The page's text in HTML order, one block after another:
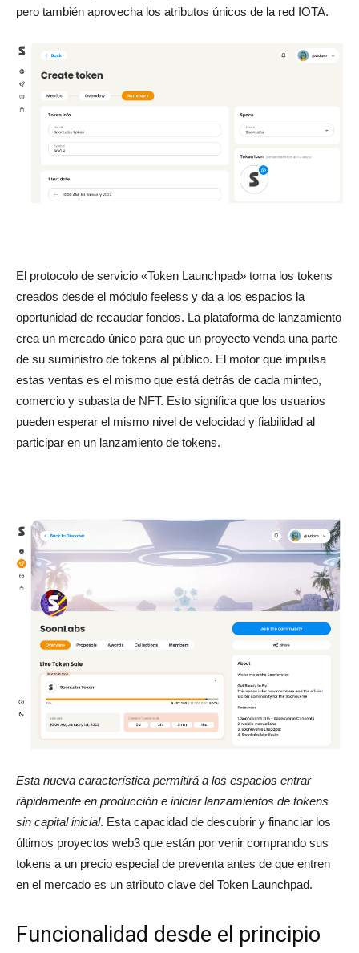
pero también aprovecha los atributos únicos de la red IOTA.
El protocolo de servicio «Token Launchpad» toma los tokens
creados desde el módulo feeless y da a los espacios la
oportunidad de recaudar fondos. La plataforma de lanzamiento
crea un mercado único para que un proyecto venda una parte
de su suministro de tokens al público. El motor que impulsa
estas ventas es el mismo que está detrás de cada minteo,
comercio y subasta de NFT. Esto significa que los usuarios
pueden esperar el mismo nivel de velocidad y fiabilidad al
participar en un lanzamiento de tokens.
Esta nueva característica permitirá a los espacios entrar
rápidamente en producción e iniciar lanzamientos de tokens
sin capital inicial. Esta capacidad de descubrir y financiar los
últimos proyectos web3 que están por venir comprando sus
tokens a un precio especial de preventa antes de que entren
en el mercado es un atributo clave del Token Launchpad.
Funcionalidad desde el principio